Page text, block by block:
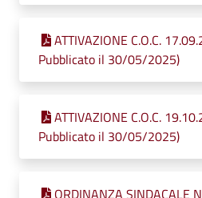
ATTIVAZIONE C.O.C.
Pubblicato il 30/05/2025)
ATTIVAZIONE C.O.C.
Pubblicato il 30/05/2025)
ORDINANZA SINDACALE